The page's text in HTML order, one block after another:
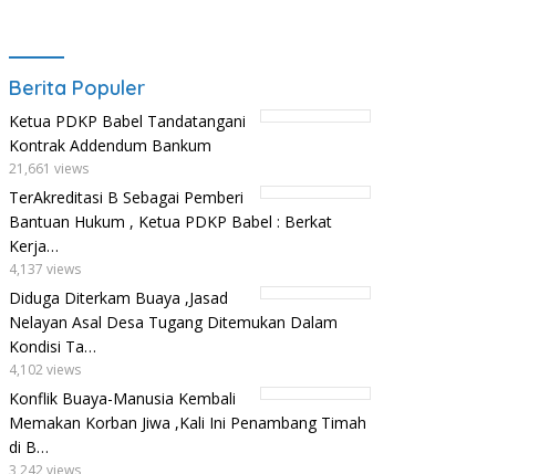
Berita Populer
Ketua PDKP Babel Tandatangani
Kontrak Addendum Bankum
21,661 views
TerAkreditasi B Sebagai Pemberi
Bantuan Hukum , Ketua PDKP Babel : Berkat
Kerja…
4,137 views
Diduga Diterkam Buaya ,Jasad
Nelayan Asal Desa Tugang Ditemukan Dalam
Kondisi Ta…
4,102 views
Konflik Buaya-Manusia Kembali
Memakan Korban Jiwa ,Kali Ini Penambang Timah
di B…